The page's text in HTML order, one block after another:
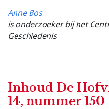
Anne Bos
is onderzoeker bij het
Geschiedenis
Inhoud De
14, nummer 150